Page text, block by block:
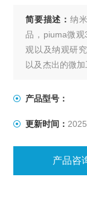
简要描述： 纳
品，piuma微
观以及纳观研
以及杰出的微
适合在液体中
产品型号：
更新时间：
产品咨